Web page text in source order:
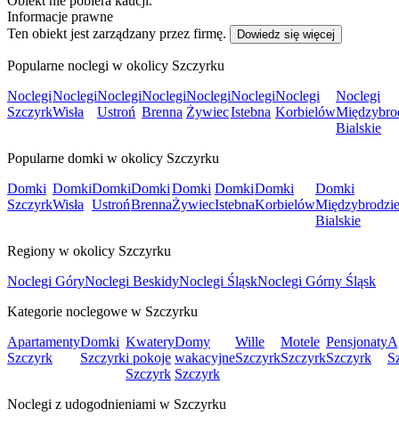
Informacje prawne
Ten obiekt jest zarządzany przez firmę.
Dowiedz się więcej
Popularne noclegi w okolicy Szczyrku
Noclegi
Szczyrk
Noclegi
Wisła
Noclegi
Ustroń
Noclegi
Brenna
Noclegi
Żywiec
Noclegi
Istebna
Noclegi
Korbielów
Noclegi
Bialskie
Popularne domki w okolicy Szczyrku
Domki
Szczyrk
Domki
Wisła
Domki
Ustroń
Domki
Brenna
Domki
Żywiec
Domki
Istebna
Domki
Korbielów
Domki
Międzybrodzie
Bialskie
Regiony w okolicy Szczyrku
Noclegi GóryNoclegi BeskidyNoclegi ŚląskNoclegi Górny Śląsk
Kategorie noclegowe w Szczyrku
Apartamenty
Szczyrk
Domki
Szczyrk
Kwatery
i pokoje
Szczyrk
Domy
wakacyjne
Szczyrk
Wille
Szczyrk
Motele
Szczyrk
Pensjonaty
Szczyrk
Noclegi z udogodnieniami w Szczyrku